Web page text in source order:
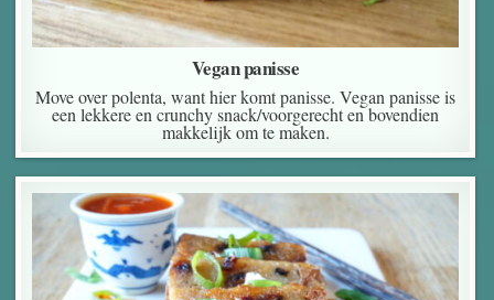
Vegan panisse
Move over polenta, want hier komt panisse. Vegan panisse is
een lekkere en crunchy snack/voorgerecht en bovendien
makkelijk om te maken.